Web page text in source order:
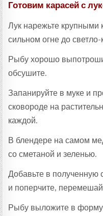
Готовим карасей с
Лук нарежьте крупными
сильном огне до
Рыбу хорошо
обсушите.
Запанируйте в муке и
сковороде на
каждой.
В блендере на самом
со сметаной и зеленью.
Добавьте в полученную
и поперчите,
Рыбу выложите в